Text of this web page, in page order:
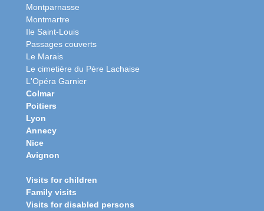
Montparnasse
Montmartre
Ile Saint-Louis
Passages couverts
Le Marais
Le cimetière du Père Lachaise
L'Opéra Garnier
Colmar
Poitiers
Lyon
Annecy
Nice
Avignon
Visits for children
Family visits
Visits for disabled persons